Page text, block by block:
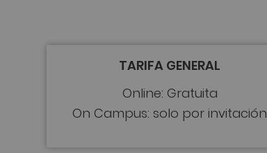
TARIFA GENERAL
Online: Gratuita
On Campus: solo por invitación